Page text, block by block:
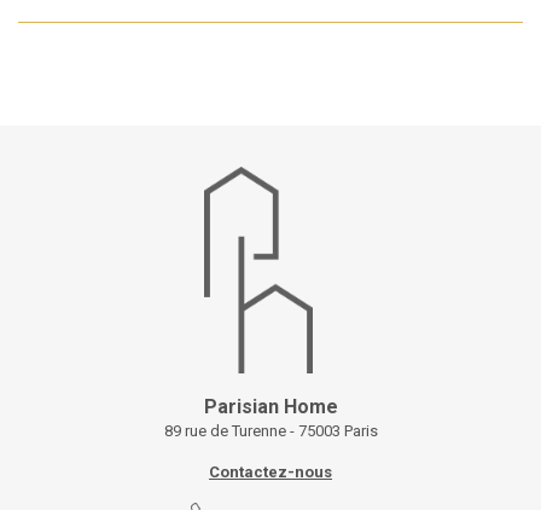
Parisian Home
89 rue de Turenne - 75003 Paris
Contactez-nous